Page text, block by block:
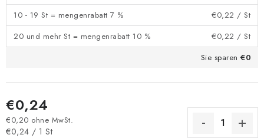
10 - 19 St = mengenrabatt 7 %
€0,22 / St
20 und mehr St = mengenrabatt 10 %
€0,22 / St
Sie sparen €0
€0,24
€0,20 ohne MwSt.
Verkaufspreis:
€0,24 / 1 St